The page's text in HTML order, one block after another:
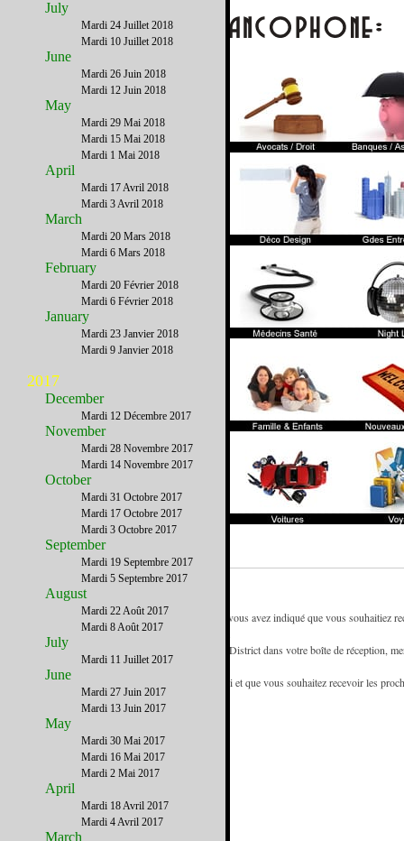
- Vous recevez la newsletter de French District car vous avez indiqué que vous souhaitiez
référence des francophones d'Atlanta et de Georgie.
- Pour être certain de recevoir les emails de French District dans votre boîte de réception,
- Si vous recevez cette newsletter de la part d'un ami et que vous souhaitez recevoir les
www.FrenchDistrict.com gratuitement.
July
Mardi 24 Juillet 2018
Mardi 10 Juillet 2018
June
Mardi 26 Juin 2018
Mardi 12 Juin 2018
May
Mardi 29 Mai 2018
Mardi 15 Mai 2018
Mardi 1 Mai 2018
April
Mardi 17 Avril 2018
Mardi 3 Avril 2018
March
Mardi 20 Mars 2018
Mardi 6 Mars 2018
February
Mardi 20 Février 2018
Mardi 6 Février 2018
January
Mardi 23 Janvier 2018
Mardi 9 Janvier 2018
2017
December
Mardi 12 Décembre 2017
November
Mardi 28 Novembre 2017
Mardi 14 Novembre 2017
October
Mardi 31 Octobre 2017
Mardi 17 Octobre 2017
Mardi 3 Octobre 2017
September
Mardi 19 Septembre 2017
Mardi 5 Septembre 2017
August
Mardi 22 Août 2017
Mardi 8 Août 2017
July
Mardi 11 Juillet 2017
June
Mardi 27 Juin 2017
Mardi 13 Juin 2017
May
Mardi 30 Mai 2017
Mardi 16 Mai 2017
Mardi 2 Mai 2017
April
Mardi 18 Avril 2017
Mardi 4 Avril 2017
March